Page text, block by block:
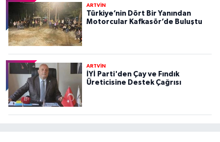
ARTVİN
Türkiye’nin Dört Bir Yanından
Motorcular Kafkasör’de Buluştu
ARTVİN
İYİ Parti'den Çay ve Fındık
Üreticisine Destek Çağrısı